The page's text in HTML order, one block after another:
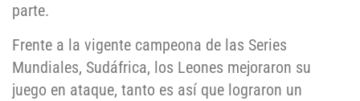
parte.
Frente a la vigente campeona de las Series
Mundiales, Sudáfrica, los Leones mejoraron su
juego en ataque, tanto es así que lograron un